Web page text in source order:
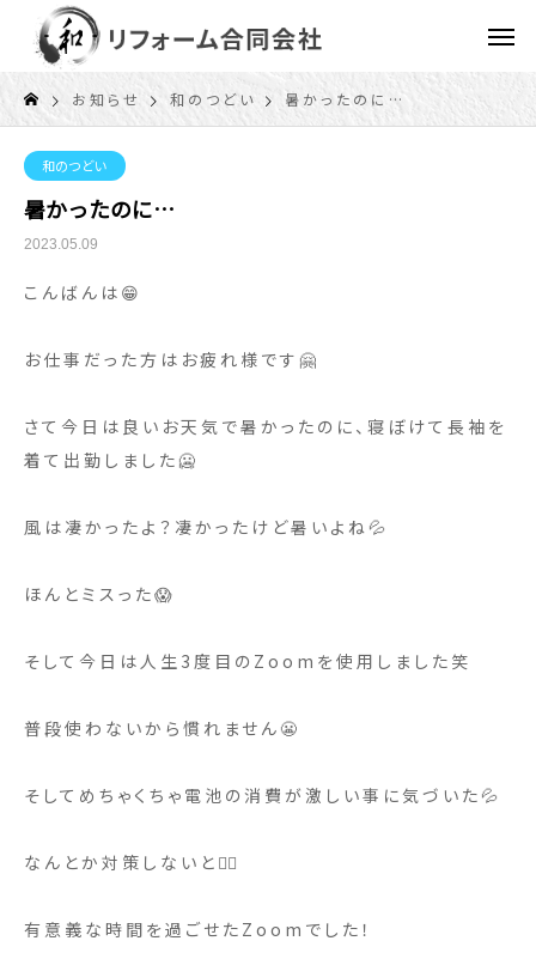
お知らせ 和のつどい 暑かったのに…
和のつどい
暑かったのに…
2023.05.09
こんばんは😁
お仕事だった方はお疲れ様です🤗
さて今日は良いお天気で暑かったのに、寝ぼけて長袖を
着て出勤しました🥶
風は凄かったよ？凄かったけど暑いよね💦
ほんとミスった😱
そして今日は人生3度目のZoomを使用しました笑
普段使わないから慣れません😬
そしてめちゃくちゃ電池の消費が激しい事に気づいた💦
なんとか対策しないと😮‍💨
有意義な時間を過ごせたZoomでした！